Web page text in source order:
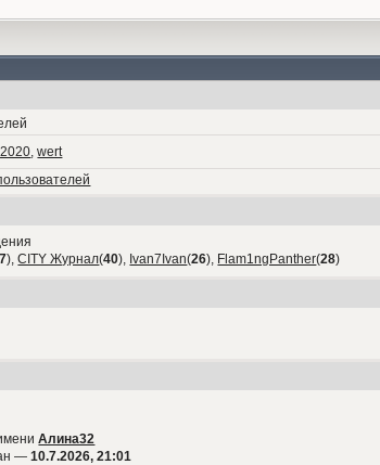
,wert
),CITY Журнал(40), Ivan7Ivan(26), Flam1ngPanther(28)
Алина32
—10.7.2026, 21:01